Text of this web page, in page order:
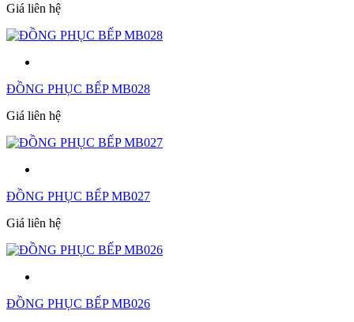
Giá liên hệ
ĐỒNG PHỤC BẾP MB028
Giá liên hệ
ĐỒNG PHỤC BẾP MB027
Giá liên hệ
ĐỒNG PHỤC BẾP MB026